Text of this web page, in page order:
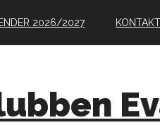
2026/2027 KONTAKT